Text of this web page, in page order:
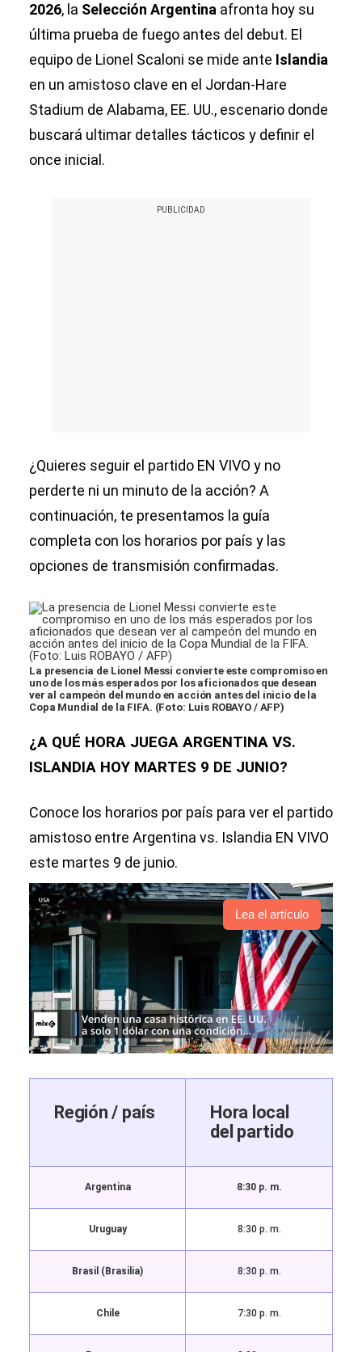
2026, la Selección Argentina afronta hoy su
última prueba de fuego antes del debut. El
equipo de Lionel Scaloni se mide ante Islandia
en un amistoso clave en el Jordan-Hare
Stadium de Alabama, EE. UU., escenario donde
buscará ultimar detalles tácticos y definir el
once inicial.
¿Quieres seguir el partido EN VIVO y no
perderte ni un minuto de la acción? A
continuación, te presentamos la guía
completa con los horarios por país y las
opciones de transmisión confirmadas.
La presencia de Lionel Messi convierte este compromiso en
uno de los más esperados por los aficionados que desean
ver al campeón del mundo en acción antes del inicio de la
Copa Mundial de la FIFA. (Foto: Luis ROBAYO / AFP)
¿A QUÉ HORA JUEGA ARGENTINA VS.
ISLANDIA HOY MARTES 9 DE JUNIO?
Conoce los horarios por país para ver el partido
amistoso entre Argentina vs. Islandia EN VIVO
este martes 9 de junio.
Lea el artículo
Región / país
Hora local
del partido
Argentina 8:30 p. m.
Uruguay 8:30 p. m.
Brasil (Brasilia) 8:30 p. m.
Chile 7:30 p. m.